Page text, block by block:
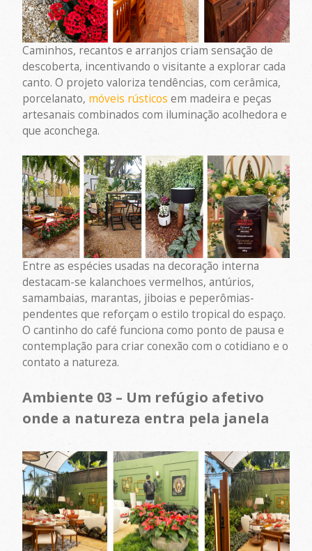
Caminhos, recantos e arranjos criam sensação de
descoberta, incentivando o visitante a explorar cada
canto. O projeto valoriza tendências, com cerâmica,
porcelanato, móveis rústicos em madeira e peças
artesanais combinados com iluminação acolhedora e
que aconchega.
Entre as espécies usadas na decoração interna
destacam-se kalanchoes vermelhos, antúrios,
samambaias, marantas, jiboias e peperômias-
pendentes que reforçam o estilo tropical do espaço.
O cantinho do café funciona como ponto de pausa e
contemplação para criar conexão com o cotidiano e o
contato a natureza.
Ambiente 03 – Um refúgio afetivo
onde a natureza entra pela janela